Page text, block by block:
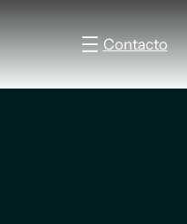
Contacto